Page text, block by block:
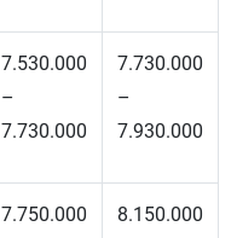
7.530.000
–
7.730.000
7.730.000
–
7.930.000
7.750.000
8.150.000